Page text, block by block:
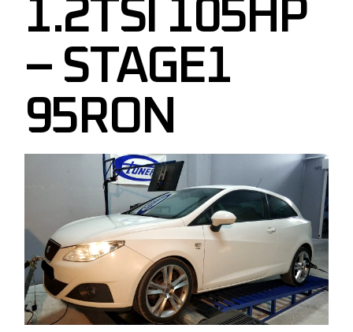
1.2TSI 105HP
– STAGE1
95RON